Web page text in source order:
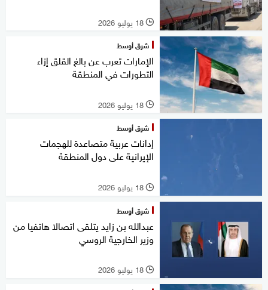
l 18 يوليو 2026
شرق أوسط
الإمارات تعرب عن بالغ القلق إزاء
التطورات في المنطقة
l 18 يوليو 2026
شرق أوسط
إدانات عربية متصاعدة للهجمات
الإيرانية على دول المنطقة
l 18 يوليو 2026
شرق أوسط
عبدالله بن زايد يتلقى اتصالا هاتفيا من
وزير الخارجية الروسي
l 18 يوليو 2026